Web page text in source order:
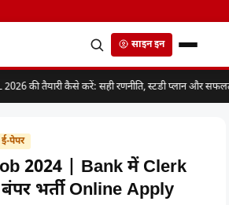
साइन इन
की तैयारी कैसे करें: सही रणनीति, स्टडी प्लान और
ई-पेपर
2024 | Bank में Clerk
भर्ती Online Apply